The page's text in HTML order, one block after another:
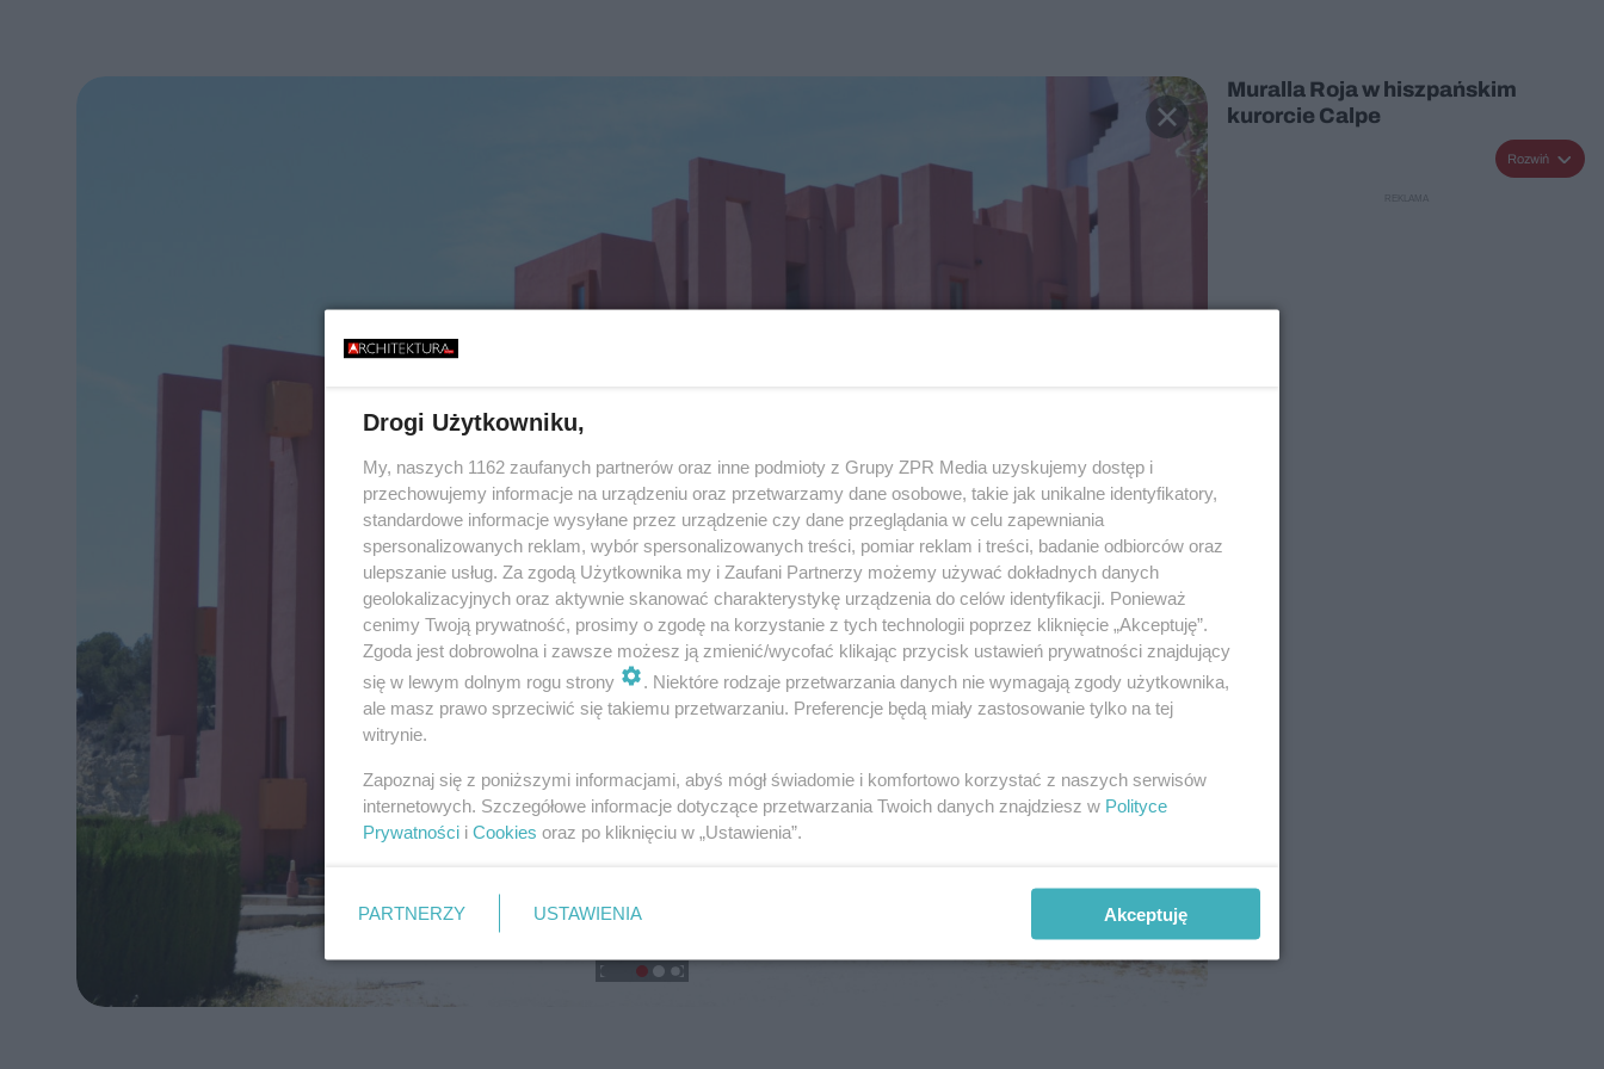
Muralla Roja w hiszpańskim
kurorcie Calpe
Rozwiń
Drogi Użytkowniku,
My, naszych 1162 zaufanych partnerów oraz inne podmioty z Grupy ZPR Media uzyskujemy dostęp i
przechowujemy informacje na urządzeniu oraz przetwarzamy dane osobowe, takie jak unikalne identyfikatory,
standardowe informacje wysyłane przez urządzenie czy dane przeglądania w celu zapewniania
spersonalizowanych reklam, wybór spersonalizowanych treści, pomiar reklam i treści, badanie odbiorców oraz
ulepszanie usług. Za zgodą Użytkownika my i Zaufani Partnerzy możemy używać dokładnych danych
geolokalizacyjnych oraz aktywnie skanować charakterystykę urządzenia do celów identyfikacji. Ponieważ
cenimy Twoją prywatność, prosimy o zgodę na korzystanie z tych technologii poprzez kliknięcie „Akceptuję”.
Zgoda jest dobrowolna i zawsze możesz ją zmienić/wycofać klikając przycisk ustawień prywatności znajdujący
się w lewym dolnym rogu strony
. Niektóre rodzaje przetwarzania danych nie wymagają zgody użytkownika,
ale masz prawo sprzeciwić się takiemu przetwarzaniu. Preferencje będą miały zastosowanie tylko na tej
witrynie.
Zapoznaj się z poniższymi informacjami, abyś mógł świadomie i komfortowo korzystać z naszych serwisów
internetowych. Szczegółowe informacje dotyczące przetwarzania Twoich danych znajdziesz w Polityce
Prywatności i Cookies oraz po kliknięciu w „Ustawienia”.
PARTNERZY USTAWIENIA Akceptuję